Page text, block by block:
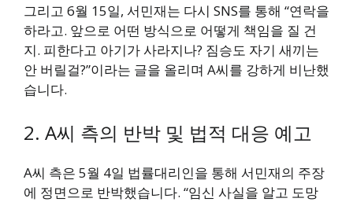
그리고 6월 15일, 서민재는 다시 SNS를 통해 “연락을
하라고. 앞으로 어떤 방식으로 어떻게 책임을 질 건
지. 피한다고 아기가 사라지나? 짐승도 자기 새끼는
안 버릴걸?”이라는 글을 올리며 A씨를 강하게 비난했
습니다.
2. A씨 측의 반박 및 법적 대응 예고
A씨 측은 5월 4일 법률대리인을 통해 서민재의 주장
에 정면으로 반박했습니다. “임신 사실을 알고 도망